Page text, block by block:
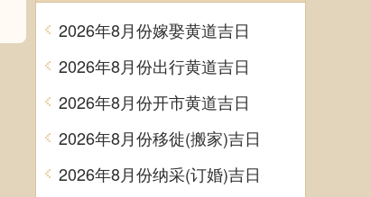
2026年8月份嫁娶黄道吉日
2026年8月份出行黄道吉日
2026年8月份开市黄道吉日
2026年8月份移徙(搬家)吉日
2026年8月份纳采(订婚)吉日